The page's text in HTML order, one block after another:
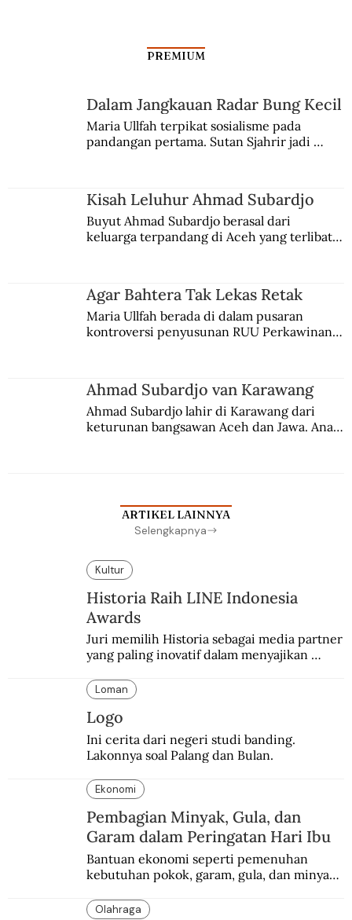
Desakralisasi Pejabat Publik
PREMIUM
Dalam Jangkauan Radar Bung Kecil
Maria Ullfah terpikat sosialisme pada
pandangan pertama. Sutan Sjahrir jadi
Kisah Leluhur Ahmad Subardjo
Buyut Ahmad Subardjo berasal dari
keluarga terpandang di Aceh yang terlibat
Agar Bahtera Tak Lekas Retak
Maria Ullfah berada di dalam pusaran
kontroversi penyusunan RUU Perkawinan.
Ahmad Subardjo van Karawang
Ahmad Subardjo lahir di Karawang dari
keturunan bangsawan Aceh dan Jawa. Anak
ARTIKEL LAINNYA
Selengkapnya
Kultur
Historia Raih LINE Indonesia
Awards
Juri memilih Historia sebagai media partner
yang paling inovatif dalam menyajikan
Loman
Logo
Ini cerita dari negeri studi banding.
Lakonnya soal Palang dan Bulan.
Ekonomi
Pembagian Minyak, Gula, dan
Garam dalam Peringatan Hari Ibu
Bantuan ekonomi seperti pemenuhan
kebutuhan pokok, garam, gula, dan minyak
peringatan Hari Ibu.
Olahraga